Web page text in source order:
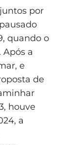
por
quando o
a
e
de
houve
a